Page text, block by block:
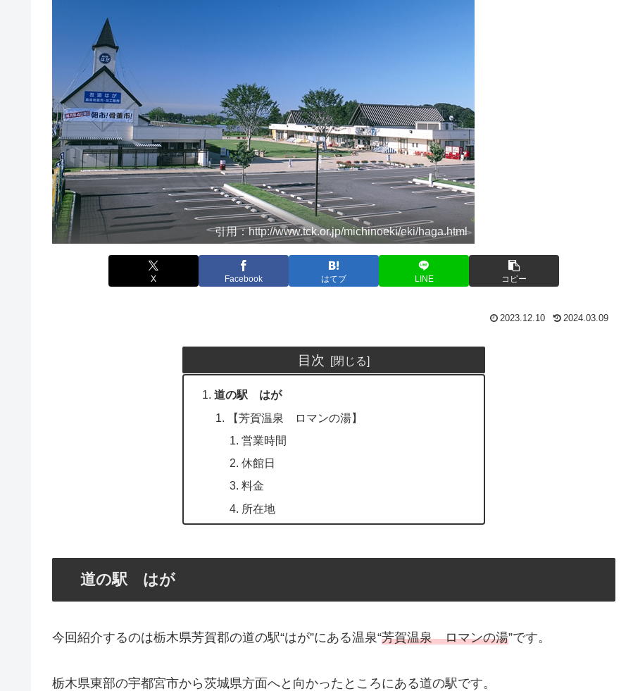
引用：http://www.tck.or.jp/michinoeki/eki/haga.html
X Facebook はてブ LINE コピー
2023.12.10 2024.03.09
目次
道の駅 はが
【芳賀温泉 ロマンの湯】
営業時間
休館日
料金
所在地
道の駅 はが
今回紹介するのは栃木県芳賀郡の道の駅“はが”にある温泉“芳賀温泉 ロマンの湯”です。
栃木県東部の宇都宮市から茨城県方面へと向かったところにある道の駅です。